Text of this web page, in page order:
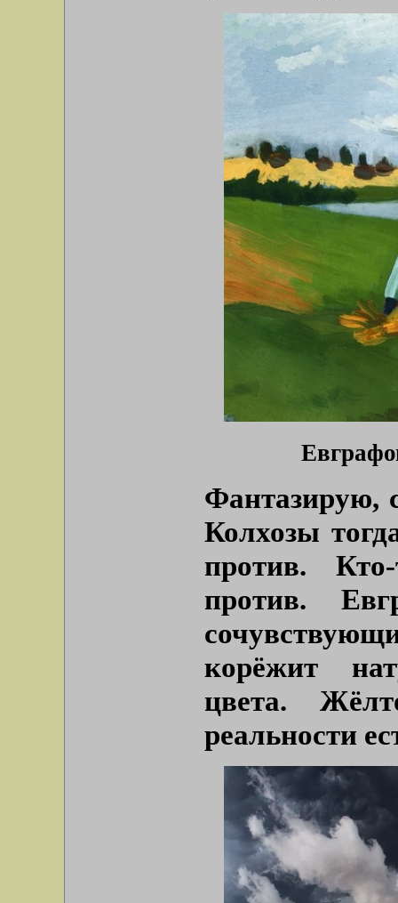
Фантазирую,
Колхозы
против.
против.
корёжит
цвета.
реальности